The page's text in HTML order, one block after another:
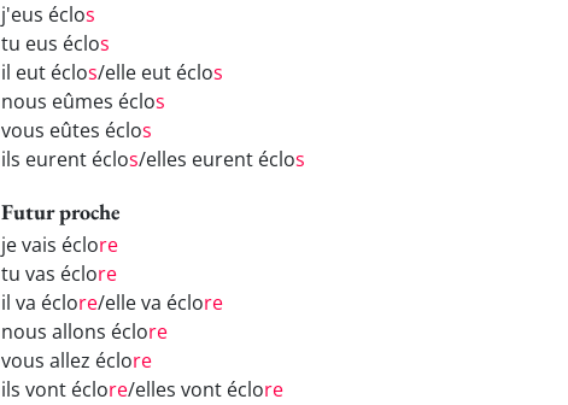
j'eus éclos
tu eus éclos
il eut éclos/elle eut éclos
nous eûmes éclos
vous eûtes éclos
ils eurent éclos/elles eurent éclos
Futur proche
je vais éclore
tu vas éclore
il va éclore/elle va éclore
nous allons éclore
vous allez éclore
ils vont éclore/elles vont éclore